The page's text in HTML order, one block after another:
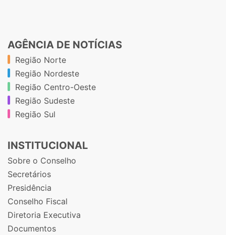
AGÊNCIA DE NOTÍCIAS
Região Norte
Região Nordeste
Região Centro-Oeste
Região Sudeste
Região Sul
INSTITUCIONAL
Sobre o Conselho
Secretários
Presidência
Conselho Fiscal
Diretoria Executiva
Documentos